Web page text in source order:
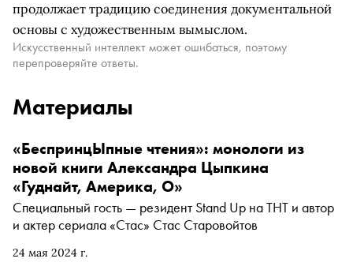
продолжает традицию соединения документальной
основы с художественным вымыслом.
Искусственный интеллект может ошибаться, поэтому
перепроверяйте ответы.
Материалы
24 мая 2024 г.
«БеспринцЫпные чтения»: монологи из
новой книги Александра Цыпкина
«Гуднайт, Америка, О»
Специальный гость — резидент Stand Up на ТНТ и автор
и актер сериала «Стас» Стас Старовойтов